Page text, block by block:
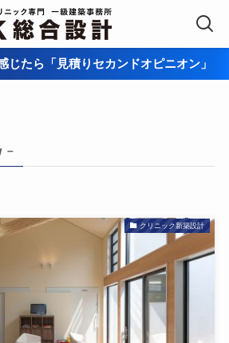
じたら「見積りセカンドオピニオン」
–
クリニック新築設計